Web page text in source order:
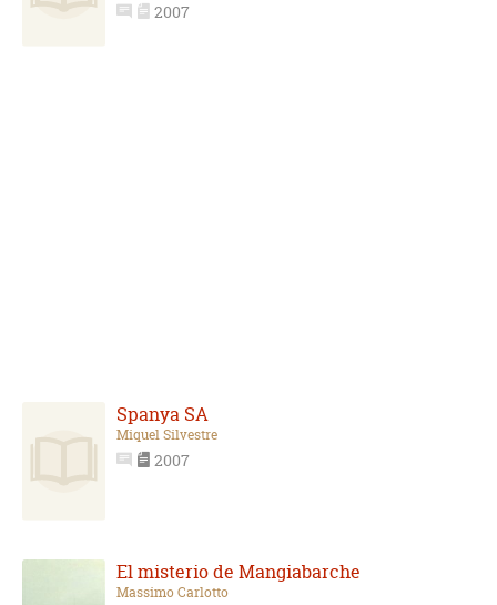
2007
Spanya SA
Miquel Silvestre
2007
El misterio de Mangiabarche
Massimo Carlotto